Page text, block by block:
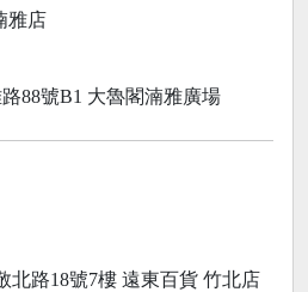
雅店
88號B1 大魯閣湳雅廣場
北路18號7樓 遠東百貨 竹北店